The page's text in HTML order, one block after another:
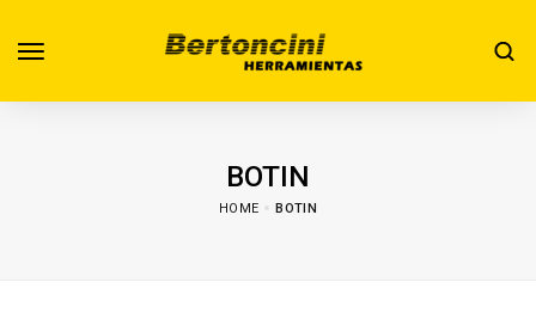
BOTIN
HOME BOTIN